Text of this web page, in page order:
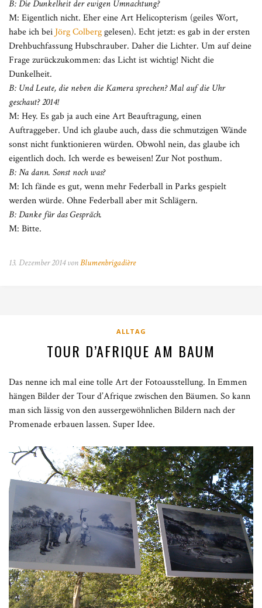
B: Die Dunkelheit der ewigen Umnachtung?
M: Eigentlich nicht. Eher eine Art Helicopterism (geiles Wort,
habe ich bei Jörg Colberggelesen). Echt jetzt: es gab in der ersten
Drehbuchfassung Hubschrauber. Daher die Lichter. Um auf deine
Frage zurückzukommen: das Licht ist wichtig! Nicht die
Dunkelheit.
B: Und Leute, die neben die Kamera sprechen? Mal auf die Uhr
geschaut? 2014!
M: Hey. Es gab ja auch eine Art Beauftragung, einen
Auftraggeber. Und ich glaube auch, dass die schmutzigen Wände
sonst nicht funktionieren würden. Obwohl nein, das glaube ich
eigentlich doch. Ich werde es beweisen! Zur Not posthum.
B: Na dann. Sonst noch was?
M: Ich fände es gut, wenn mehr Federball in Parks gespielt
werden würde. Ohne Federball aber mit Schlägern.
B: Danke für das Gespräch.
M: Bitte.
13. Dezember 2014 vonBlumenbrigadière
ALLTAG
TOUR D’AFRIQUE AM BAUM
Das nenne ich mal eine tolle Art der Fotoausstellung. In Emmen
hängen Bilder der Tour d’Afrique zwischen den Bäumen. So kann
man sich lässig von den aussergewöhnlichen Bildern nach der
Promenade erbauen lassen. Super Idee.